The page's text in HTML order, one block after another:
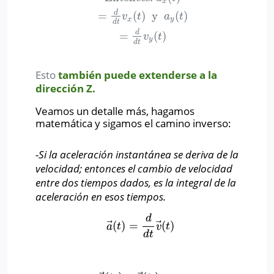
=
d
dt vx (t) y ay(t)
=
d
dt vy(t)
Estotambién puede extenderse a la
dirección Z.
Veamos un detalle más, hagamos
matemática y sigamos el camino inverso:
-Si la aceleración instantánea se deriva de la
velocidad; entonces el cambio de velocidad
entre dos tiempos dados, es la integral de la
aceleración en esos tiempos.
a⃗
(t) =
d
dt
v⃗
(t)
a→(t =d dtv→(t)